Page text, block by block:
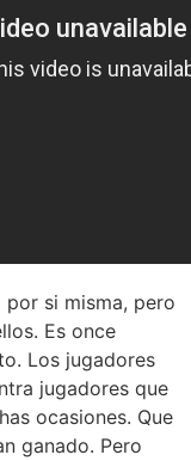
por si misma, pero
Es once
Los jugadores
jugadores que
ocasiones. Que
ganado. Pero